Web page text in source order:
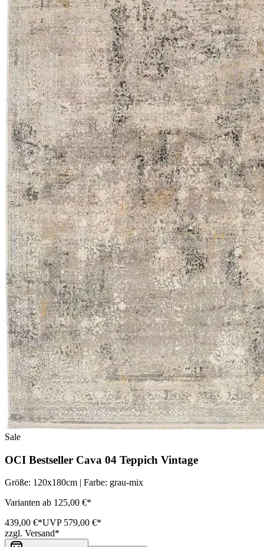
Sale
OCI Bestseller Cava 04 Teppich Vintage
Größe: 120x180cm | Farbe: grau-mix
Varianten ab 125,00 €*
439,00 €*UVP 579,00 €*
zzgl. Versand*